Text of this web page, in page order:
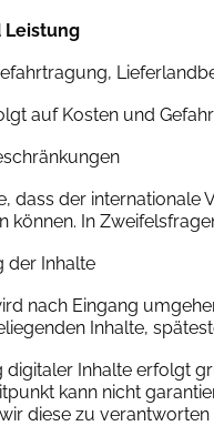
Leistung
auf Kosten und
dass der
können. In
der Inhalte
nach Eingang
Inhalte,
digitaler Inhalte erfolgt
kann nicht
diese zu verantworten